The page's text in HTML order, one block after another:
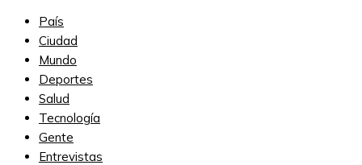
País
Ciudad
Mundo
Deportes
Salud
Tecnología
Gente
Entrevistas